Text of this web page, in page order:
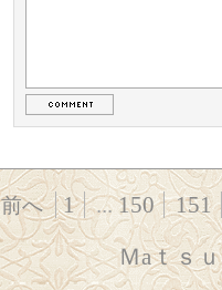
前へ 1 ... 150
151
Ｍaｔｓ